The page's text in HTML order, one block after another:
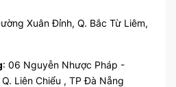
Xuân Đỉnh, Q. Bắc Từ Liêm,
: 06 Nguyễn Nhược Pháp -
Liên Chiểu , TP Đà Nẵng